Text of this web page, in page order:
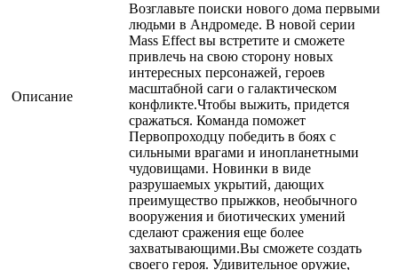
Описание
Возглавьте поиски нового дома первыми
людьми в Андромеде. В новой серии
Mass Effect вы встретите и сможете
привлечь на свою сторону новых
интересных персонажей, героев
масштабной саги о галактическом
конфликте.Чтобы выжить, придется
сражаться. Команда поможет
Первопроходцу победить в боях с
сильными врагами и инопланетными
чудовищами. Новинки в виде
разрушаемых укрытий, дающих
преимущество прыжков, необычного
вооружения и биотических умений
сделают сражения еще более
захватывающими.Вы сможете создать
своего героя. Удивительное оружие,